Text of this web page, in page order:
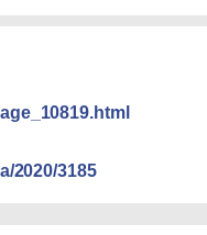
2020/3185